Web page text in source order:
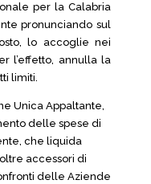
per la Calabria
pronunciando sul
lo accoglie nei
l’effetto, annulla la
limiti.
Unica Appaltante,
delle spese di
che liquida
accessori di
delle Aziende